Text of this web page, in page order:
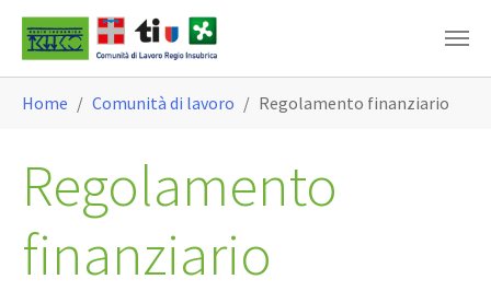
Skip to main content
Home Comunità di lavoro Regolamento finanziario
Regolamento
finanziario